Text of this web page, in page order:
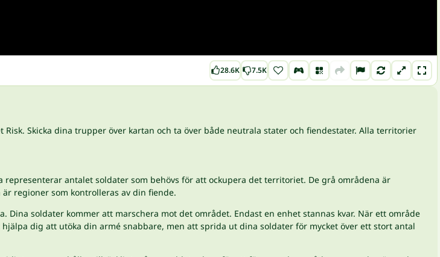
28.6K 7.5K
Risk. Skicka dina trupper över kartan och ta över både neutrala stater och fiendestater. Alla territorier
antalet soldater som behövs för att ockupera det territoriet. De grå områdena är
regioner som kontrolleras av din fiende.
soldater kommer att marschera mot det området. Endast en enhet stannas kvar. När ett område
dig att utöka din armé snabbare, men att sprida ut dina soldater för mycket över ett stort antal